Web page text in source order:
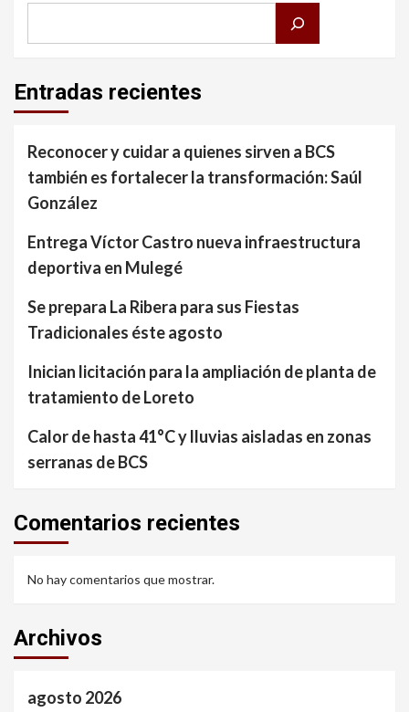
Entradas recientes
Reconocer y cuidar a quienes sirven a BCS
también es fortalecer la transformación: Saúl
González
Entrega Víctor Castro nueva infraestructura
deportiva en Mulegé
Se prepara La Ribera para sus Fiestas
Tradicionales éste agosto
Inician licitación para la ampliación de planta de
tratamiento de Loreto
Calor de hasta 41°C y lluvias aisladas en zonas
serranas de BCS
Comentarios recientes
No hay comentarios que mostrar.
Archivos
agosto 2026